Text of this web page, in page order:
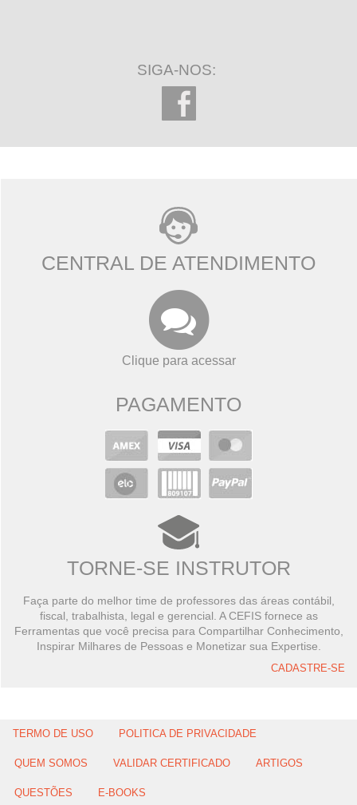
SIGA-NOS:
CENTRAL DE ATENDIMENTO
Clique para acessar
PAGAMENTO
TORNE-SE INSTRUTOR
Faça parte do melhor time de professores das áreas contábil,
fiscal, trabalhista, legal e gerencial. A CEFIS fornece as
Ferramentas que você precisa para Compartilhar Conhecimento,
Inspirar Milhares de Pessoas e Monetizar sua Expertise.
CADASTRE-SE
TERMO DE USO POLITICA DE PRIVACIDADE
QUEM SOMOS VALIDAR CERTIFICADO ARTIGOS
QUESTÕES E-BOOKS